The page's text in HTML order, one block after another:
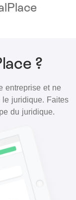
?
entreprise et ne
le juridique. Faites
du juridique.